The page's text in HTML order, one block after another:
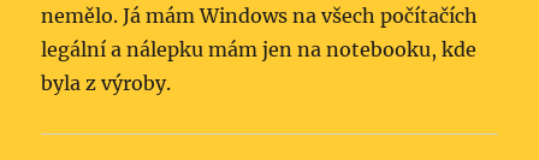
nemělo. Já mám Windows na všech počítačích
legální a nálepku mám jen na notebooku, kde
byla z výroby.